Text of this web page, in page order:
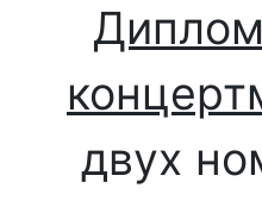
двух